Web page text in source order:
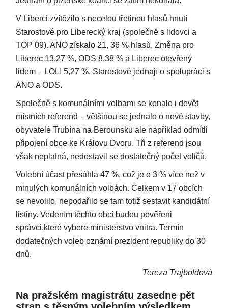
V Liberci zvítězilo s necelou třetinou hlasů hnutí
Starostové pro Liberecký kraj (společně s lidovci a
TOP 09). ANO získalo 21, 36 % hlasů, Změna pro
Liberec 13,27 %, ODS 8,38 % a Liberec otevřený
lidem – LOL! 5,27 %. Starostové jednají o spolupráci s
ANO a ODS.
Společně s komunálními volbami se konalo i devět
místních referend – většinou se jednalo o nové stavby,
obyvatelé Trubína na Berounsku ale například odmítli
připojení obce ke Královu Dvoru. Tři z referend jsou
však neplatná, nedostavil se dostatečný počet voličů.
Volební účast přesáhla 47 %, což je o 3 % více než v
minulých komunálních volbách. Celkem v 17 obcích
se nevolilo, nepodařilo se tam totiž sestavit kandidátní
listiny. Vedením těchto obcí budou pověřeni
správci,které vybere ministerstvo vnitra. Termín
dodatečných voleb oznámí prezident republiky do 30
dnů.
Tereza Trajboldová
Na pražském magistrátu zasedne pět